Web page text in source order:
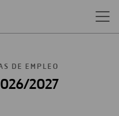
DE EMPLEO
2027